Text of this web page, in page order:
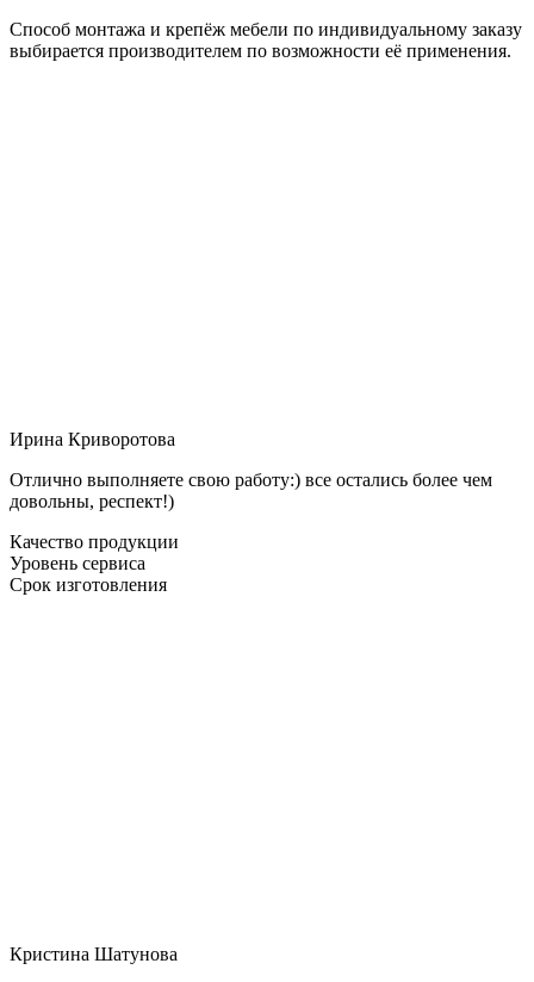
Способ монтажа и крепёж мебели по индивидуальному заказу
выбирается производителем по возможности её применения.
Ирина Криворотова
Отлично выполняете свою работу:) все остались более чем
довольны, респект!)
Качество продукции
Уровень сервиса
Срок изготовления
Кристина Шатунова